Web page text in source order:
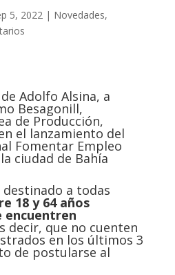
5, 2022| Novedades,
Adolfo Alsina, a
Besagonill,
de Producción,
el lanzamiento del
Fomentar Empleo
ciudad de Bahía
a todas
18 y 64 años
encuentren
decir, que no cuenten
en los últimos 3
de postularse al